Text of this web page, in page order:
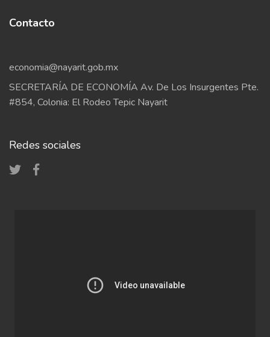
Contacto
economia@nayarit.gob.mx
SECRETARÍA DE ECONOMÍA Av. De Los Insurgentes Pte.
#854, Colonia: El Rodeo Tepic Nayarit
Redes sociales